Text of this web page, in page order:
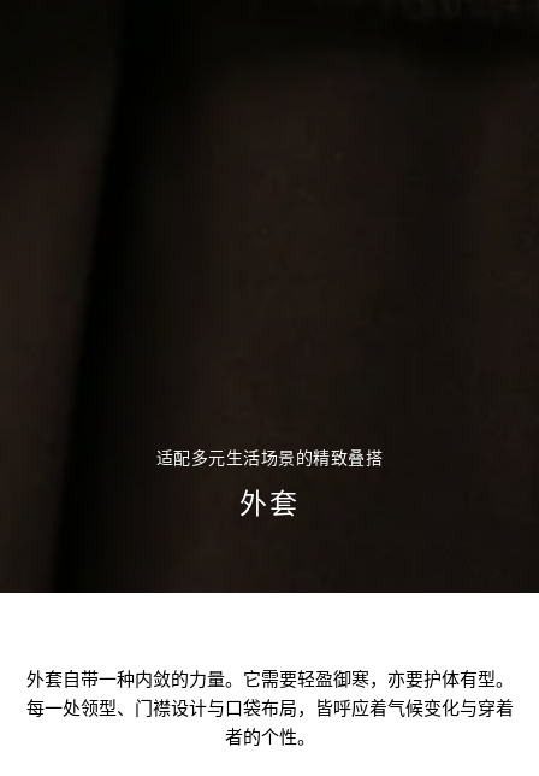
适配多元生活场景的精致叠搭
外套
外套自带一种内敛的力量。它需要轻盈御寒，亦要护体有型。
每一处领型、门襟设计与口袋布局，皆呼应着气候变化与穿着
者的个性。